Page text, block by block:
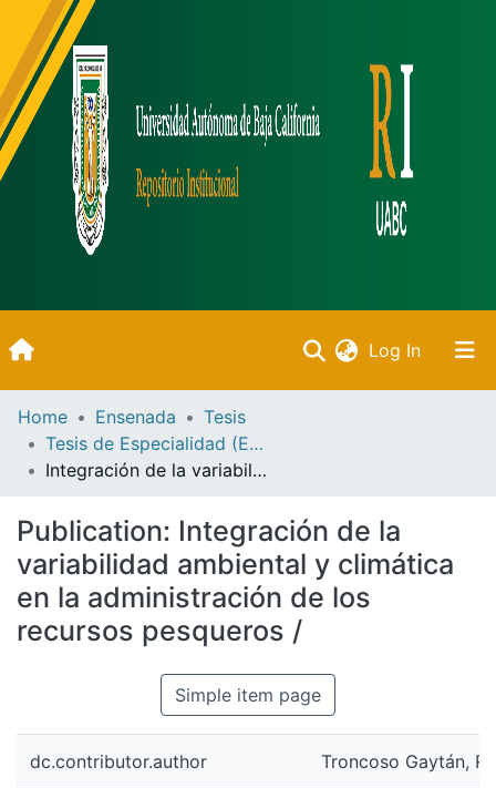
Log In(current)
Inicio
Communities & Collections
Statistics
Bibliotecas
Home Ensenada
Tesis
Tesis de Especialidad (Ensenada)
Integración de la variabilidad ambiental y climática en la administración de los recursos pesqueros /
Publication: Integración de la
variabilidad ambiental y climática
en la administración de los
recursos pesqueros /
Simple item page
dc.contributor.author Troncoso Gaytán,